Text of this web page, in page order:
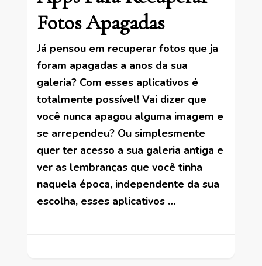
Fotos Apagadas
Já pensou em recuperar fotos que ja
foram apagadas a anos da sua
galeria? Com esses aplicativos é
totalmente possível! Vai dizer que
você nunca apagou alguma imagem e
se arrependeu? Ou simplesmente
quer ter acesso a sua galeria antiga e
ver as lembranças que você tinha
naquela época, independente da sua
escolha, esses aplicativos …